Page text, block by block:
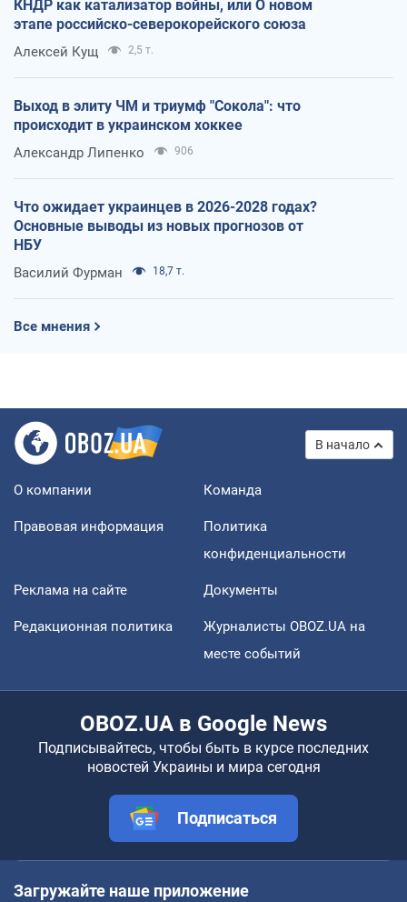
КНДР как катализатор войны, или О новом
этапе российско-северокорейского союза
Алексей Кущ 2,5 т.
Выход в элиту ЧМ и триумф "Сокола": что
происходит в украинском хоккее
Александр Липенко 906
Что ожидает украинцев в 2026-2028 годах?
Основные выводы из новых прогнозов от
НБУ
Василий Фурман 18,7 т.
Все мнения
В начало
О компании Команда
Правовая информация
Политика
конфиденциальности
Реклама на сайте Документы
Редакционная политика
Журналисты OBOZ.UA на
месте событий
OBOZ.UA в Google News
Подписывайтесь, чтобы быть в курсе последних
новостей Украины и мира сегодня
Подписаться
Загружайте наше приложение